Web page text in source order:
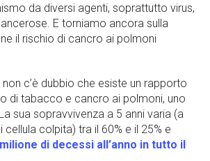
da diversi agenti, soprattutto virus,
E torniamo ancora sulla
il rischio di cancro ai polmoni
c’è dubbio che esiste un rapporto
di tabacco e cancro ai polmoni, uno
sua sopravvivenza a 5 anni varia (a
colpita) tra il 60% e il 25% e
di decessi all’anno in tutto il